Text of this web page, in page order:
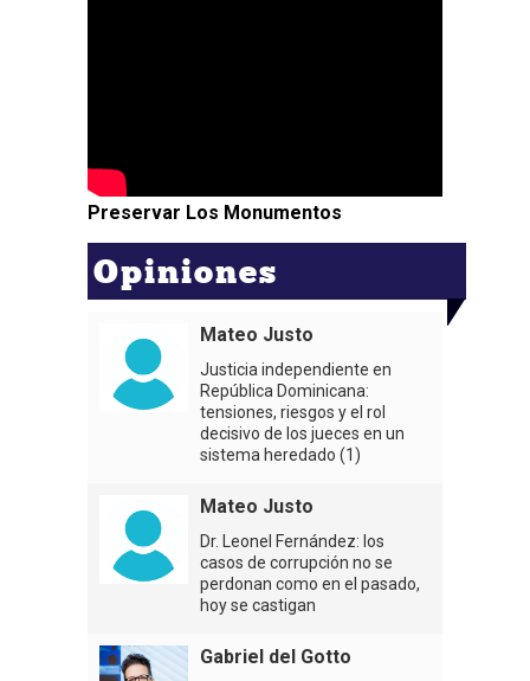
Preservar Los Monumentos
Opiniones
Mateo Justo
Justicia independiente en
República Dominicana:
tensiones, riesgos y el rol
decisivo de los jueces en un
sistema heredado (1)
Mateo Justo
Dr. Leonel Fernández: los
casos de corrupción no se
perdonan como en el pasado,
hoy se castigan
Gabriel del Gotto